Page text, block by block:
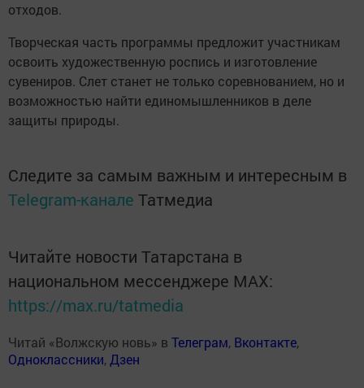
отходов.
Творческая часть программы предложит участникам
освоить художественную роспись и изготовление
сувениров. Слет станет не только соревнованием, но и
возможностью найти единомышленников в деле
защиты природы.
Следите за самым важным и интересным в
Telegram-канале Татмедиа
Читайте новости Татарстана в
национальном мессенджере MАХ:
https://max.ru/tatmedia
Читай «Волжскую новь» в Телеграм, Вконтакте,
Одноклассники,Дзен